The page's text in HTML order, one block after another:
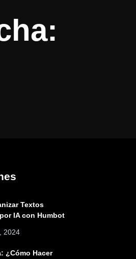
Textos
IA con Humbot
2024
¿Cómo Hacer